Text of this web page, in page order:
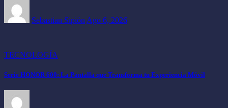
Sebastian Sipión Ago 6, 2026
TECNOLOGÍA
Serie HONOR 600: La Pantalla que Transforma tu Experiencia Móvil